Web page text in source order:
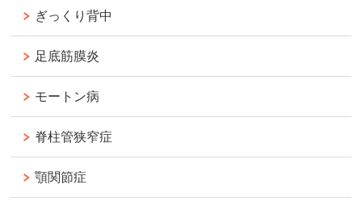
ぎっくり背中
足底筋膜炎
モートン病
脊柱管狭窄症
顎関節症